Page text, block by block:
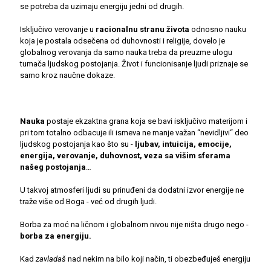
se potreba da uzimaju energiju jedni od drugih.
Isključivo verovanje u racionalnu stranu života odnosno nauku
koja je postala odsečena od duhovnosti i religije, dovelo je
globalnog verovanja da samo nauka treba da preuzme ulogu
tumača ljudskog postojanja. Život i funcionisanje ljudi priznaje se
samo kroz naučne dokaze.
Nauka postaje ekzaktna grana koja se bavi isključivo materijom i
pri tom totalno odbacuje ili ismeva ne manje važan “nevidljivi“ deo
ljudskog postojanja kao što su - ljubav, intuicija, emocije,
energija, verovanje, duhovnost, veza sa višim sferama
našeg postojanja…
U takvoj atmosferi ljudi su prinuđeni da dodatni izvor energije ne
traže više od Boga - već od drugih ljudi.
Borba za moć na ličnom i globalnom nivou nije ništa drugo nego -
borba za energiju.
Kad zavladaš nad nekim na bilo koji način, ti obezbeđuješ energiju